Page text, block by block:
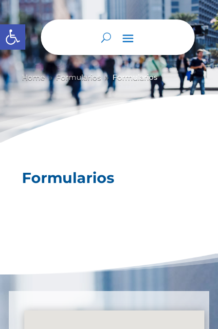
Abrir barra de herramientas
Home 9 Formularios 9 Formularios
Formularios